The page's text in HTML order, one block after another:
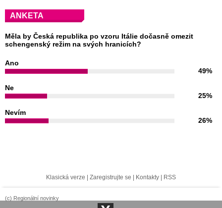
ANKETA
Měla by Česká republika po vzoru Itálie dočasně omezit
schengenský režim na svých hranicích?
Ano
49%
Ne
25%
Nevím
26%
Klasická verze | Zaregistrujte se | Kontakty | RSS
(c) Regionální novinky